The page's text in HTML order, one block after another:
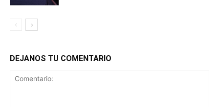
DEJANOS TU COMENTARIO